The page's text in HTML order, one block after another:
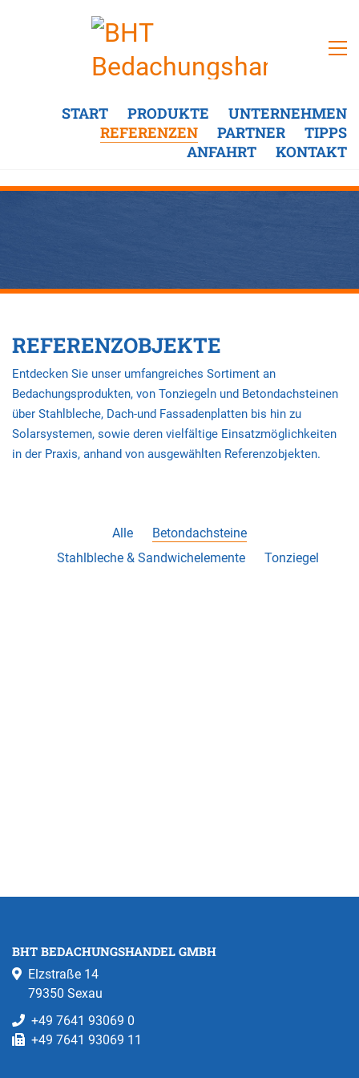
START PRODUKTE
UNTERNEHMEN
REFERENZEN
PARTNER
TIPPS
ANFAHRT
KONTAKT
REFERENZOBJEKTE
Entdecken Sie unser umfangreiches Sortiment an
Bedachungsprodukten, von Tonziegeln und Betondachsteinen
über Stahlbleche, Dach-und Fassadenplatten bis hin zu
Solarsystemen, sowie deren vielfältige Einsatzmöglichkeiten
in der Praxis, anhand von ausgewählten Referenzobjekten.
Alle
Betondachsteine
Stahlbleche & Sandwichelemente
Tonziegel
BHT BEDACHUNGSHANDEL GMBH
Elzstraße 14
79350 Sexau
+49 7641 93069 0
+49 7641 93069 11